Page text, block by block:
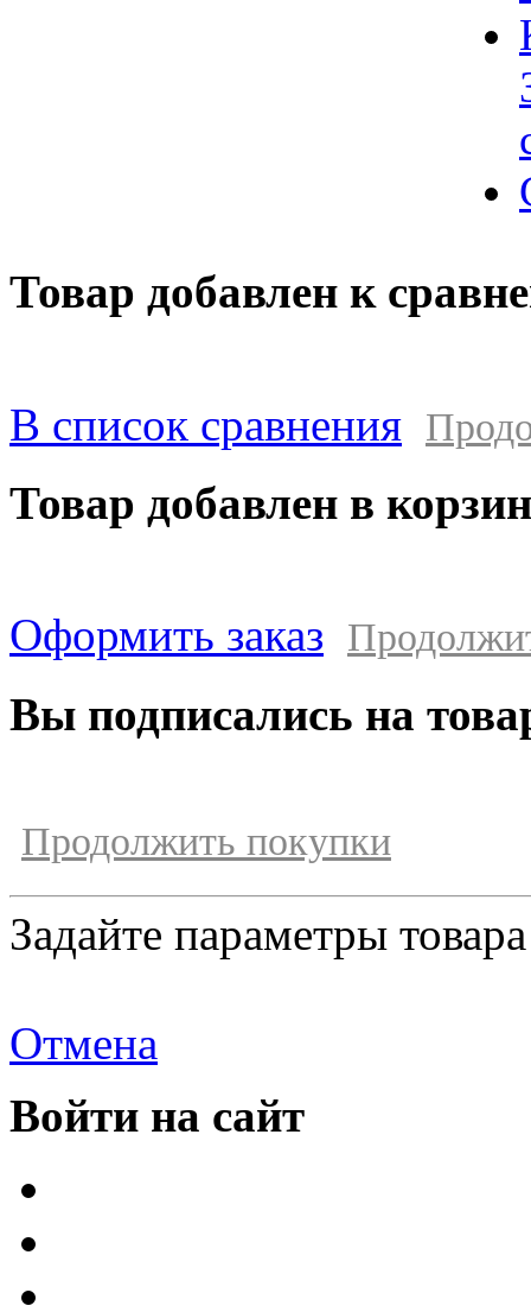
Товар добавлен к
В список сравнения
Товар добавлен в
Оформить заказ
Вы подписались на
Продолжить покупки
Задайте параметры товара
Отмена
Войти на сайт